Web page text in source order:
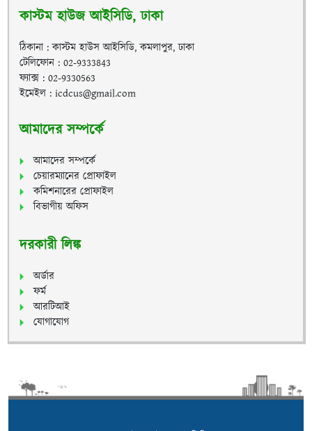
কাস্টম হাউজ আইসিডি, ঢাকা
ঠিকানা : কাস্টম হাউস আইসিডি, কমলাপুর, ঢাকা
টেলিফোন : 02-9333843
ফ্যাক্স : 02-9330563
ইমেইল : icdcus@gmail.com
আমাদের সম্পর্কে
আমাদের সম্পর্কে
চেয়ারম্যানের প্রোফাইল
কমিশনারের প্রোফাইল
বিভাগীয় অফিস
দরকারী লিঙ্ক
অর্ডার
ফর্ম
আরটিআই
যোগাযোগ